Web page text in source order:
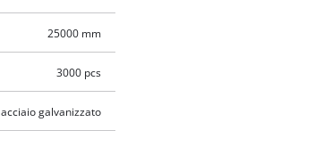
25000 mm
3000 pcs
acciaio galvanizzato